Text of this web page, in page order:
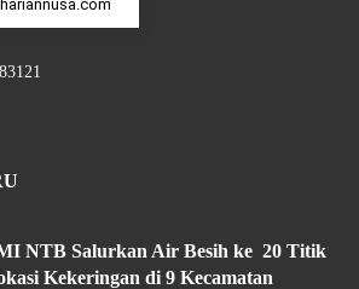
NTB Salurkan Air Besih ke 20 Titik
Kekeringan di 9 Kecamatan